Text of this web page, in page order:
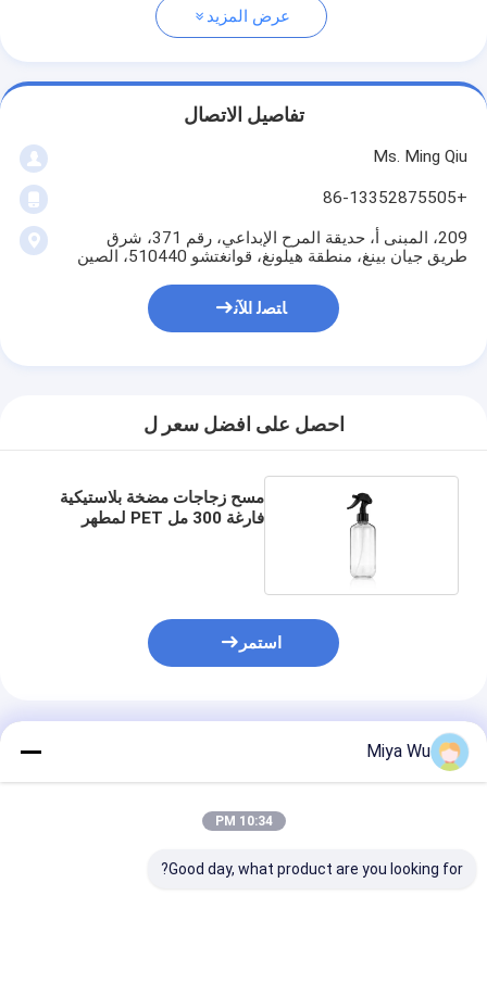
عرض المزيد
تفاصيل الاتصال
Ms. Ming Qiu
+86-13352875505
209، المبنى أ، حديقة المرح الإبداعي، رقم 371، شرق
طريق جيان بينغ، منطقة هيلونغ، قوانغتشو 510440، الصين
ﺎﺘﺼﻟ ﺍﻶﻧ
احصل على افضل سعر ل
مسح زجاجات مضخة بلاستيكية
فارغة 300 مل PET لمطهر
استمر
المنتجات الموصى بها
Miya Wu
10:34 PM
Good day, what product are you looking for?